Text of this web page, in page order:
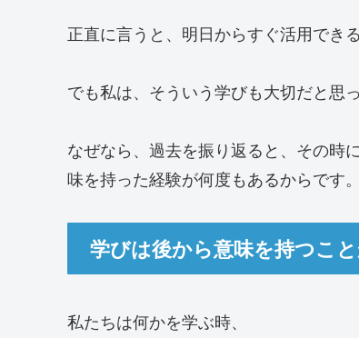
正直に言うと、明日からすぐ活用でき
でも私は、そういう学びも大切だと思っ
なぜなら、過去を振り返ると、その時
味を持った経験が何度もあるからです。
学びは後から意味を持つこ
私たちは何かを学ぶ時、